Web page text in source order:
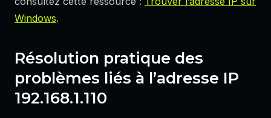
Windows.
Résolution pratique des
problèmes liés à l’adresse IP
192.168.1.110